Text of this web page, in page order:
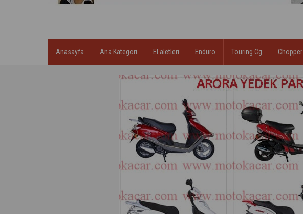
Anasayfa Ana Kategori El aletleri Enduro Touring Cg Chopper